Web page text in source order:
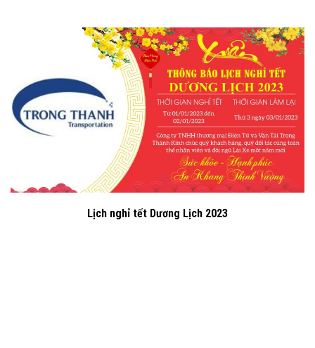
Lịch nghỉ tết Dương Lịch 2023